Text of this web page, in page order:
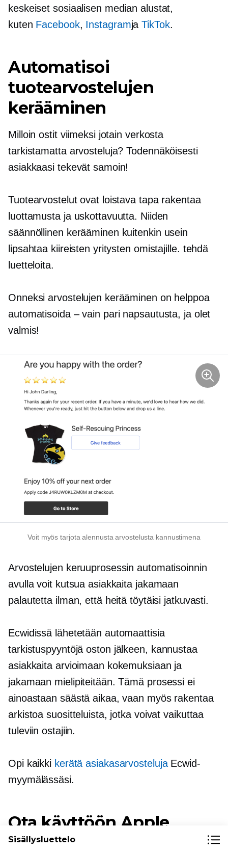
keskeiset sosiaalisen median alustat,
kuten Facebook, InstagramjaTikTok.
Automatisoi
tuotearvostelujen
kerääminen
Milloin ostit viimeksi jotain verkosta
tarkistamatta arvosteluja? Todennäköisesti
asiakkaasi tekevät samoin!
Tuotearvostelut ovat loistava tapa rakentaa
luottamusta ja uskottavuutta. Niiden
säännöllinen kerääminen kuitenkin usein
lipsahtaa kiireisten yritysten omistajille. tehdä
luetteloita.
Onneksi arvostelujen kerääminen on helppoa
automatisoida – vain pari napsautusta, ja olet
valmis!
Voit myös tarjota alennusta arvostelusta kannustimena
Arvostelujen keruuprosessin automatisoinnin
avulla voit kutsua asiakkaita jakamaan
palautetta ilman, että heitä töytäisi jatkuvasti.
Ecwidissä lähetetään automaattisia
tarkistuspyyntöjäoston jälkeen, kannustaa
asiakkaita arvioimaan kokemuksiaan ja
jakamaan mielipiteitään. Tämä prosessi ei
ainoastaan ​​säästä aikaa, vaan myös rakentaa
arkistoa suositteluista, jotka voivat vaikuttaa
tuleviin ostajiin.
Opi kaikki kerätä asiakasarvostelujaEcwid-
myymälässäsi.
Ota käyttöön Apple
Wallet -tilausten seuranta
Sisällysluettelo